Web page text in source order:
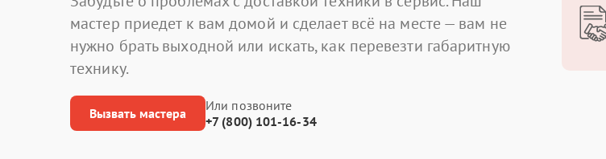
мастер приедет к вам домой и сделает всё на месте — вам не
нужно брать выходной или искать, как перевезти габаритную
технику.
Вызвать мастера
Или позвоните
+7 (800) 101-16-34